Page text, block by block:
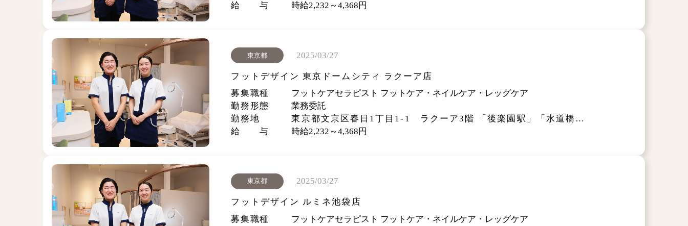
給 与
時給2,232～4,368円
東京都 2025/03/27
フットデザイン 東京ドームシティ ラクーア店
募集職種
フットケアセラピスト フットケア・ネイルケア・レッグケア
勤務形態
業務委託
勤務地
東京都文京区春日1丁目1-1 ラクーア3階
「後楽園駅」「水道橋駅」「春日駅」より徒歩スグ
給 与
時給2,232～4,368円
東京都 2025/03/27
フットデザイン ルミネ池袋店
募集職種
フットケアセラピスト フットケア・ネイルケア・レッグケア